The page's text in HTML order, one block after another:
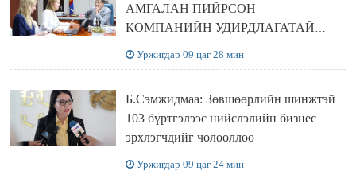
АМГАЛАН ПИЙРСОН
КОМПАНИЙН УДИРДЛАГАТАЙ
Уржигдар 09 цаг 28 мин
Б.Сэмжидмаа: Зөвшөөрлийн шинжтэй
103 бүртгэлээс нийслэлийн бизнес
эрхлэгчдийг чөлөөллөө
Уржигдар 09 цаг 24 мин